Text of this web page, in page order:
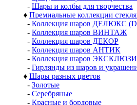
- Шары и колбы для творчества
♦ Премиальные коллекции
- Коллекция шаров ДЕЛЮКС
- Коллекция шаров ВИНТАЖ
- Коллекция шаров ДЕКОР
- Коллекция шаров АНТИК
- Коллекция шаров
- Гирлянды из шаров и
♦ Шары разных цветов
- Золотые
- Серебряные
- Красные и бордовые